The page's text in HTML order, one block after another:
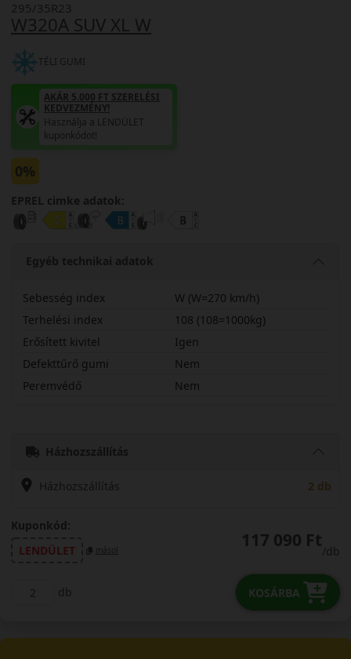
W320A SUV XL W
295/35R23
TÉLI GUMI
AKÁR 5.000 FT SZERELÉSI
KEDVEZMÉNY!
Használja a LENDÜLET
kuponkódot!
0%
EPREL cimke adatok:
Egyéb technikai adatok
Sebesség index
W (W=270 km/h)
Terhelési index
108 (108=1000kg)
Erősített kivitel
Igen
Defekttűrő gumi
Nem
Peremvédő
Nem
Házhozszállítás
Házhozszállítás 2 db
Kuponkód:
LENDÜLET
másol 117 090 Ft
/db
db KOSÁRBA